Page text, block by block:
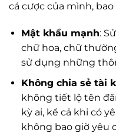
cá cược của mình,
Mật khẩu mạnh:
chữ hoa, chữ
sử dụng những
Không chia sẻ tài
không tiết lộ tên
kỳ ai, kể cả khi có
không bao giờ yêu